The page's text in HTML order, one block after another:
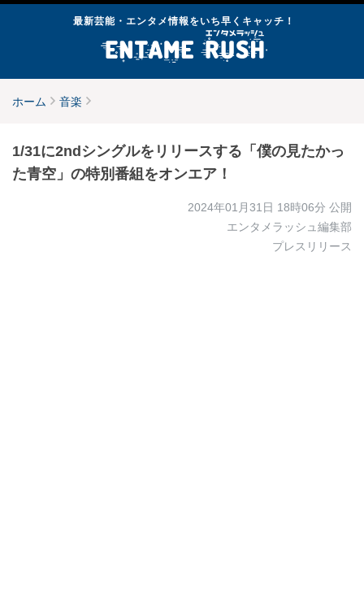
最新芸能・エンタメ情報をいち早くキャッチ！
ホーム 音楽
1/31に2ndシングルをリリースする「僕の見たかっ
た青空」の特別番組をオンエア！
2024年01月31日 18時06分 公開
エンタメラッシュ編集部
プレスリリース